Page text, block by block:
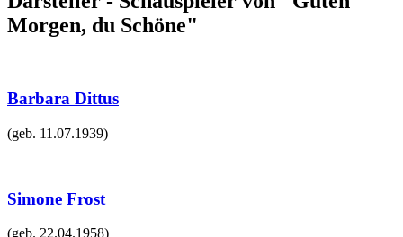
Morgen, du Schöne"
Barbara Dittus
(geb. 11.07.1939)
Simone Frost
(geb. 22.04.1958)